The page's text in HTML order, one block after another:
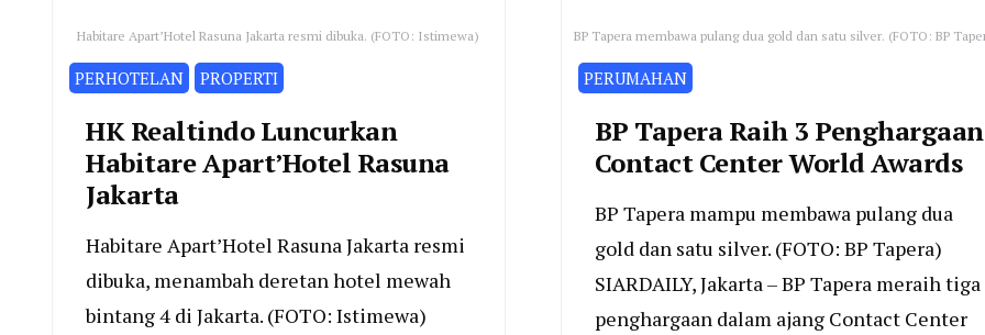
Habitare Apart’Hotel Rasuna Jakarta resmi dibuka. (FOTO: Istimewa)
PERHOTELAN PROPERTI
HK Realtindo Luncurkan
Habitare Apart’Hotel Rasuna
Jakarta
Habitare Apart’Hotel Rasuna Jakarta resmi
dibuka, menambah deretan hotel mewah
bintang 4 di Jakarta. (FOTO: Istimewa)
BP Tapera membawa pulang dua gold dan satu silver. (FOTO: BP
PERUMAHAN
BP Tapera Raih 3 Penghargaan
Contact Center World Awards
BP Tapera mampu membawa pulang dua
gold dan satu silver. (FOTO: BP Tapera)
SIARDAILY, Jakarta – BP Tapera meraih tiga
penghargaan dalam ajang Contact Center